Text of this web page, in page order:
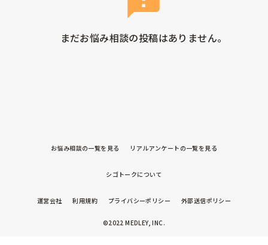
まだお悩み相談の投稿はありません。
お悩み相談の一覧を見る リアルアンケートの一覧を見る
シゴトークについて
運営会社 利用規約 プライバシーポリシー 外部送信ポリシー
©2022 MEDLEY, INC.